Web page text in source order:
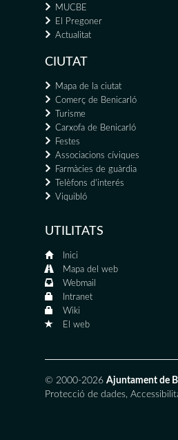
MUCBE
El Pregoner
Actualitat
CIUTAT
Mapa de la ciutat
Comerç de Benicarló
Turisme
Carxofa de Benicarló
Festes
Associacions cíviques
Farmàcies de guàrdia
Telèfons d'interés
Viquibló
UTILITATS
Inici
Mapa del web
Webmail
Intranet
Wiki
El web
© 2000-2026 Ajuntament de
Protecció de dades,